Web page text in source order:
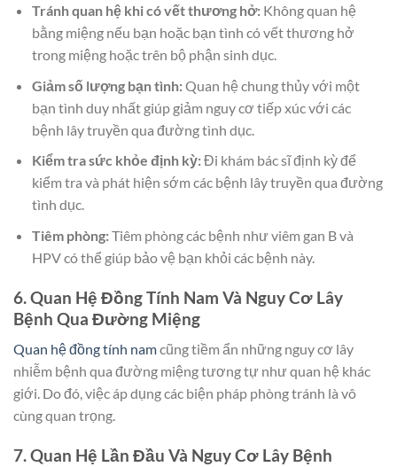
Tránh quan hệ khi có vết thương hở:Không quan hệ
bằng miệng nếu bạn hoặc bạn tình có vết thương hở
trong miệng hoặc trên bộ phận sinh dục.
Giảm số lượng bạn tình:Quan hệ chung thủy với một
bạn tình duy nhất giúp giảm nguy cơ tiếp xúc với các
bệnh lây truyền qua đường tình dục.
Kiểm tra sức khỏe định kỳ:Đi khám bác sĩ định kỳ để
kiểm tra và phát hiện sớm các bệnh lây truyền qua đường
tình dục.
Tiêm phòng:Tiêm phòng các bệnh như viêm gan B và
HPV có thể giúp bảo vệ bạn khỏi các bệnh này.
6. Quan Hệ Đồng Tính Nam Và Nguy Cơ Lây
Bệnh Qua Đường Miệng
Quan hệ đồng tính namcũng tiềm ẩn những nguy cơ lây
nhiễm bệnh qua đường miệng tương tự như quan hệ khác
giới. Do đó, việc áp dụng các biện pháp phòng tránh là vô
cùng quan trọng.
7. Quan Hệ Lần Đầu Và Nguy Cơ Lây Bệnh